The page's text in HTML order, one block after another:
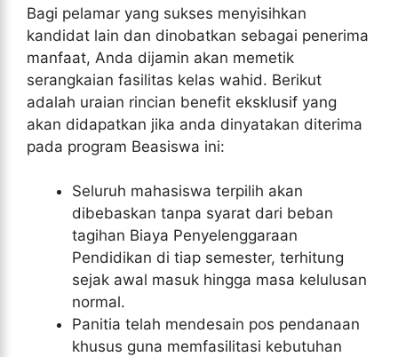
Bagi pelamar yang sukses menyisihkan
kandidat lain dan dinobatkan sebagai penerima
manfaat, Anda dijamin akan memetik
serangkaian fasilitas kelas wahid. Berikut
adalah uraian rincian benefit eksklusif yang
akan didapatkan jika anda dinyatakan diterima
pada program Beasiswa ini:
Seluruh mahasiswa terpilih akan
dibebaskan tanpa syarat dari beban
tagihan Biaya Penyelenggaraan
Pendidikan di tiap semester, terhitung
sejak awal masuk hingga masa kelulusan
normal.
Panitia telah mendesain pos pendanaan
khusus guna memfasilitasi kebutuhan